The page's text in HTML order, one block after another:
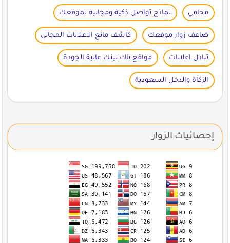
محامي نماذج تواصل ذكية ومجانية لموقعك
ضاعف زوار موقعك كاشف مانع الاعلانات المجاني
تبادل اعلانات مواقع باك لينك عالية الجودة
الزكاة والدخل السعودية
إحصائيات الزوار